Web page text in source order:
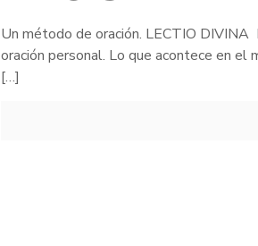
Un método de oración. LECTIO DIVINA
oración personal. Lo que acontece en el
[…]